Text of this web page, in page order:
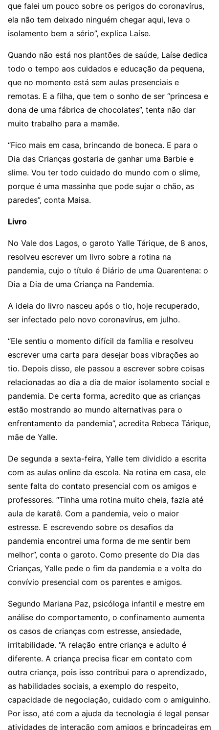
que falei um pouco sobre os perigos do coronavírus,
ela não tem deixado ninguém chegar aqui, leva o
isolamento bem a sério”, explica Laíse.
Quando não está nos plantões de saúde, Laíse dedica
todo o tempo aos cuidados e educação da pequena,
que no momento está sem aulas presenciais e
remotas. E a filha, que tem o sonho de ser “princesa e
dona de uma fábrica de chocolates”, tenta não dar
muito trabalho para a mamãe.
“Fico mais em casa, brincando de boneca. E para o
Dia das Crianças gostaria de ganhar uma Barbie e
slime. Vou ter todo cuidado do mundo com o slime,
porque é uma massinha que pode sujar o chão, as
paredes”, conta Maisa.
Livro
No Vale dos Lagos, o garoto Yalle Tárique, de 8 anos,
resolveu escrever um livro sobre a rotina na
pandemia, cujo o título é Diário de uma Quarentena: o
Dia a Dia de uma Criança na Pandemia.
A ideia do livro nasceu após o tio, hoje recuperado,
ser infectado pelo novo coronavírus, em julho.
“Ele sentiu o momento difícil da família e resolveu
escrever uma carta para desejar boas vibrações ao
tio. Depois disso, ele passou a escrever sobre coisas
relacionadas ao dia a dia de maior isolamento social e
pandemia. De certa forma, acredito que as crianças
estão mostrando ao mundo alternativas para o
enfrentamento da pandemia”, acredita Rebeca Tárique,
mãe de Yalle.
De segunda a sexta-feira, Yalle tem dividido a escrita
com as aulas online da escola. Na rotina em casa, ele
sente falta do contato presencial com os amigos e
professores. “Tinha uma rotina muito cheia, fazia até
aula de karatê. Com a pandemia, veio o maior
estresse. E escrevendo sobre os desafios da
pandemia encontrei uma forma de me sentir bem
melhor”, conta o garoto. Como presente do Dia das
Crianças, Yalle pede o fim da pandemia e a volta do
convívio presencial com os parentes e amigos.
Segundo Mariana Paz, psicóloga infantil e mestre em
análise do comportamento, o confinamento aumenta
os casos de crianças com estresse, ansiedade,
irritabilidade. “A relação entre criança e adulto é
diferente. A criança precisa ficar em contato com
outra criança, pois isso contribui para o aprendizado,
as habilidades sociais, a exemplo do respeito,
capacidade de negociação, cuidado com o amiguinho.
Por isso, até com a ajuda da tecnologia é legal pensar
atividades de interação com amigos e brincadeiras em